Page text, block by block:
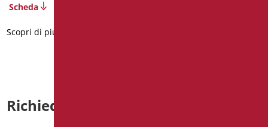
Scheda
Scopri di più
Richiedi informazioni